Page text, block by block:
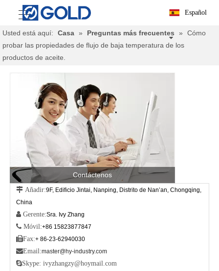
Español
Usted está aquí: Casa » Preguntas más frecuentes »
Cómo
probar las propiedades de flujo de baja temperatura de los
productos de aceite.
Contáctenos
 Añadir:9F, Edificio Jintai, Nanping, Distrito de Nan’an, Chongqing,
China
 Gerente:Sra. Ivy Zhang
 Móvil:+86 15823877847
Fax:+ 86-23-62940030
Email:master@hy-industry.com
Skype: ivyzhangzy@hoymail.com